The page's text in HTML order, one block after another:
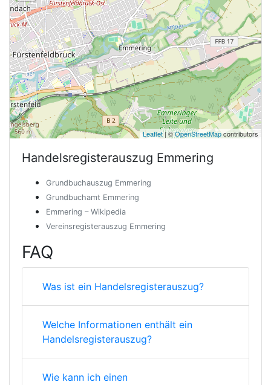
Leaflet| ©OpenStreetMapcontributors
Handelsregisterauszug Emmering
Grundbuchauszug Emmering
Grundbuchamt Emmering
Emmering – Wikipedia
Vereinsregisterauszug Emmering
FAQ
Was ist ein Handelsregisterauszug?
Welche Informationen enthält ein
Handelsregisterauszug?
Wie kann ich einen